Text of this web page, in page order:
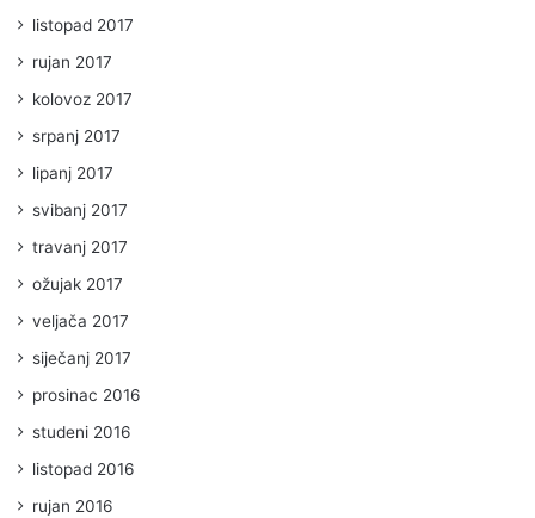
listopad 2017
rujan 2017
kolovoz 2017
srpanj 2017
lipanj 2017
svibanj 2017
travanj 2017
ožujak 2017
veljača 2017
siječanj 2017
prosinac 2016
studeni 2016
listopad 2016
rujan 2016